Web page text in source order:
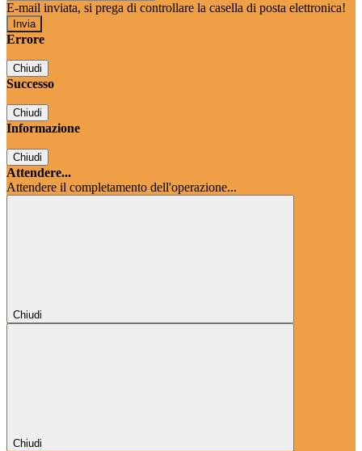
E-mail inviata, si prega di controllare la casella di posta elettronica!
Errore
Chiudi
Successo
Chiudi
Informazione
Chiudi
Attendere...
Attendere il completamento dell'operazione...
Chiudi
Chiudi